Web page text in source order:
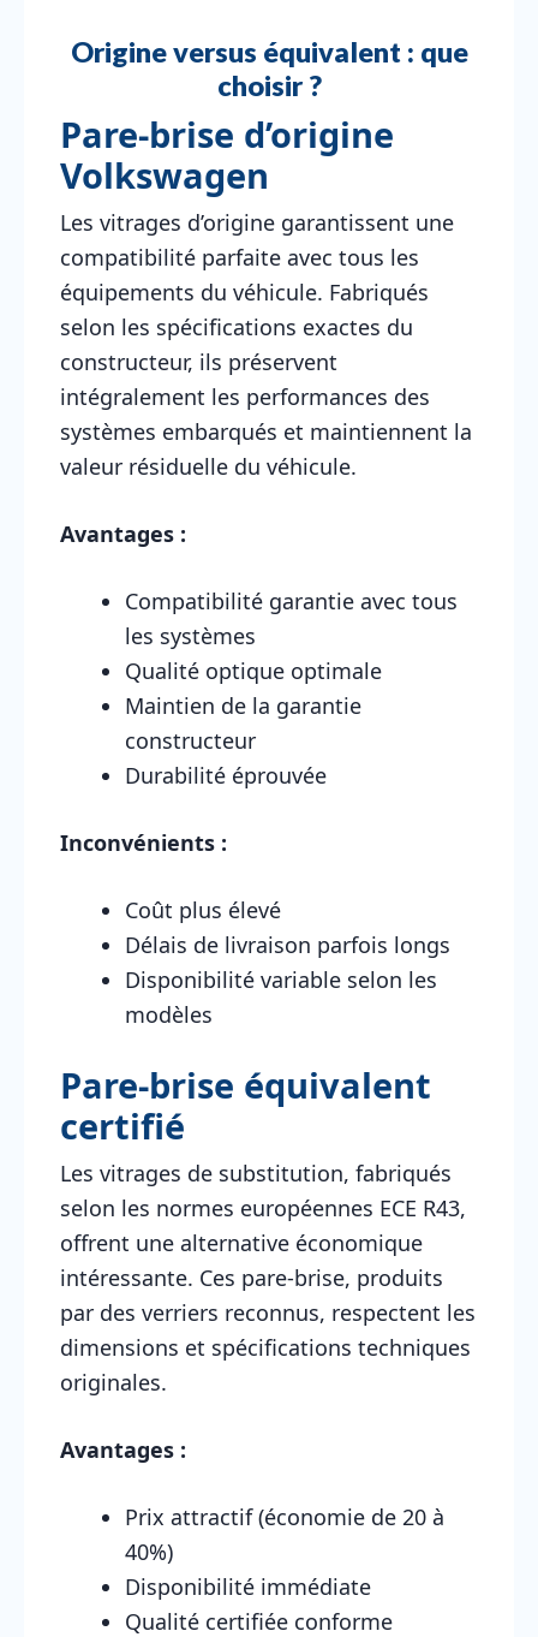
Origine versus équivalent : que
choisir ?
Pare-brise d’origine
Volkswagen
Les vitrages d’origine garantissent une
compatibilité parfaite avec tous les
équipements du véhicule. Fabriqués
selon les spécifications exactes du
constructeur, ils préservent
intégralement les performances des
systèmes embarqués et maintiennent la
valeur résiduelle du véhicule.
Avantages :
Compatibilité garantie avec tous
les systèmes
Qualité optique optimale
Maintien de la garantie
constructeur
Durabilité éprouvée
Inconvénients :
Coût plus élevé
Délais de livraison parfois longs
Disponibilité variable selon les
modèles
Pare-brise équivalent
certifié
Les vitrages de substitution, fabriqués
selon les normes européennes ECE R43,
offrent une alternative économique
intéressante. Ces pare-brise, produits
par des verriers reconnus, respectent les
dimensions et spécifications techniques
originales.
Avantages :
Prix attractif (économie de 20 à
40%)
Disponibilité immédiate
Qualité certifiée conforme